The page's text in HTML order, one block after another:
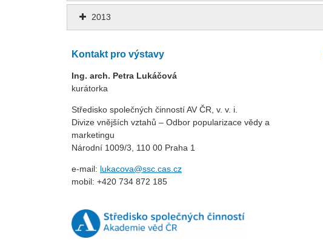
2013
Kontakt pro výstavy
Ing. arch. Petra Lukáčová
kurátorka
Středisko společných činností AV ČR, v. v. i.
Divize vnějších vztahů – Odbor popularizace vědy a
marketingu
Národní 1009/3, 110 00 Praha 1
e-mail: lukacova@ssc.cas.cz
mobil: +420 734 872 185